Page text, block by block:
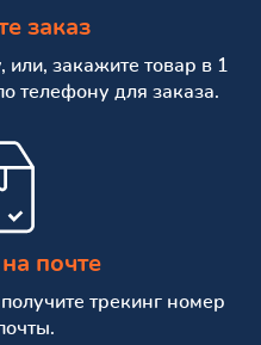
заказ
закажите товар в 1
телефону для заказа.
почте
трекинг номер